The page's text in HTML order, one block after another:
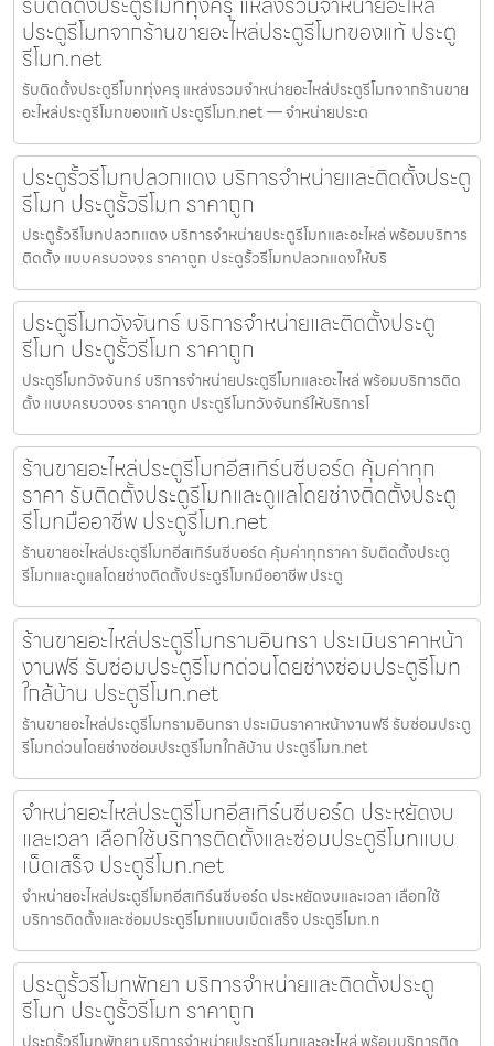
ประตูรีโมทจากร้านขายอะไหล่ประตูรีโมทของแท้ ประตู
รีโมท.net
รับติดตั้งประตูรีโมททุ่งครุ แหล่งรวมจำหน่ายอะไหล่ประตูรีโมทจากร้านขาย
อะไหล่ประตูรีโมทของแท้ ประตูรีโมท.net — จำหน่ายประต
ประตูรั้วรีโมทปลวกแดง บริการจำหน่ายและติดตั้งประตู
รีโมท ประตูรั้วรีโมท ราคาถูก
ประตูรั้วรีโมทปลวกแดง บริการจำหน่ายประตูรีโมทและอะไหล่ พร้อมบริการ
ติดตั้ง แบบครบวงจร ราคาถูก ประตูรั้วรีโมทปลวกแดงให้บริ
ประตูรีโมทวังจันทร์ บริการจำหน่ายและติดตั้งประตู
รีโมท ประตูรั้วรีโมท ราคาถูก
ประตูรีโมทวังจันทร์ บริการจำหน่ายประตูรีโมทและอะไหล่ พร้อมบริการติด
ตั้ง แบบครบวงจร ราคาถูก ประตูรีโมทวังจันทร์ให้บริการโ
ร้านขายอะไหล่ประตูรีโมทอีสเทิร์นซีบอร์ด คุ้มค่าทุก
ราคา รับติดตั้งประตูรีโมทและดูแลโดยช่างติดตั้งประตู
รีโมทมืออาชีพ ประตูรีโมท.net
ร้านขายอะไหล่ประตูรีโมทอีสเทิร์นซีบอร์ด คุ้มค่าทุกราคา รับติดตั้งประตู
รีโมทและดูแลโดยช่างติดตั้งประตูรีโมทมืออาชีพ ประตู
ร้านขายอะไหล่ประตูรีโมทรามอินทรา ประเมินราคาหน้า
งานฟรี รับซ่อมประตูรีโมทด่วนโดยช่างซ่อมประตูรีโมท
ใกล้บ้าน ประตูรีโมท.net
ร้านขายอะไหล่ประตูรีโมทรามอินทรา ประเมินราคาหน้างานฟรี รับซ่อมประตู
รีโมทด่วนโดยช่างซ่อมประตูรีโมทใกล้บ้าน ประตูรีโมท.net
จำหน่ายอะไหล่ประตูรีโมทอีสเทิร์นซีบอร์ด ประหยัดงบ
และเวลา เลือกใช้บริการติดตั้งและซ่อมประตูรีโมทแบบ
เบ็ดเสร็จ ประตูรีโมท.net
จำหน่ายอะไหล่ประตูรีโมทอีสเทิร์นซีบอร์ด ประหยัดงบและเวลา เลือกใช้
บริการติดตั้งและซ่อมประตูรีโมทแบบเบ็ดเสร็จ ประตูรีโมท.n
ประตูรั้วรีโมทพัทยา บริการจำหน่ายและติดตั้งประตู
รีโมท ประตูรั้วรีโมท ราคาถูก